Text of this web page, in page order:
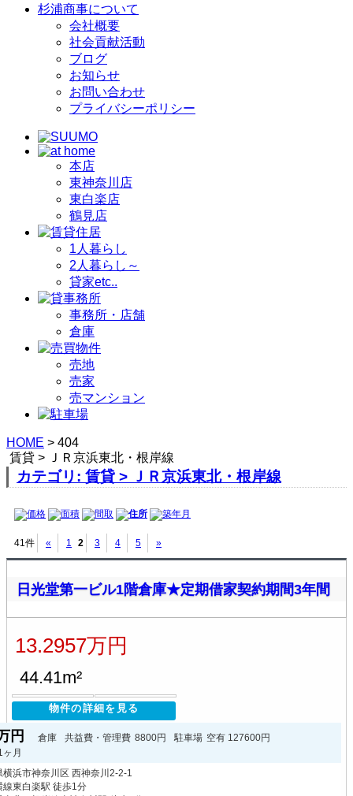
杉浦商事について
会社概要
社会貢献活動
ブログ
お知らせ
お問い合わせ
プライバシーポリシー
本店
東神奈川店
東白楽店
鶴見店
1人暮らし
2人暮らし～
貸家etc..
事務所・店舗
倉庫
売地
売家
売マンション
HOME > 404
賃貸 > ＪＲ京浜東北・根岸線
カテゴリ: 賃貸 > ＪＲ京浜東北・根岸線
価格 面積 間取 住所 築年月
41件 « 1 2 3 4 5 »
日光堂第一ビル1階倉庫★定期借家契約期間3年間
13.2957万円
44.41m²
物件の詳細を見る
円 倉庫 共益費・管理費 8800円 駐車場 空有 127600円
ヶ月
横浜市神奈川区 西神奈川2-2-1
線東白楽駅 徒歩1分